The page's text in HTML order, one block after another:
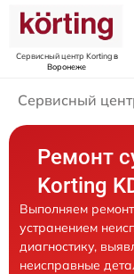
Сервисный центр Kortingв
Воронеже
Сервисный
Ремонт
Korting
Выполняем
устранением
диагностику,
неисправные